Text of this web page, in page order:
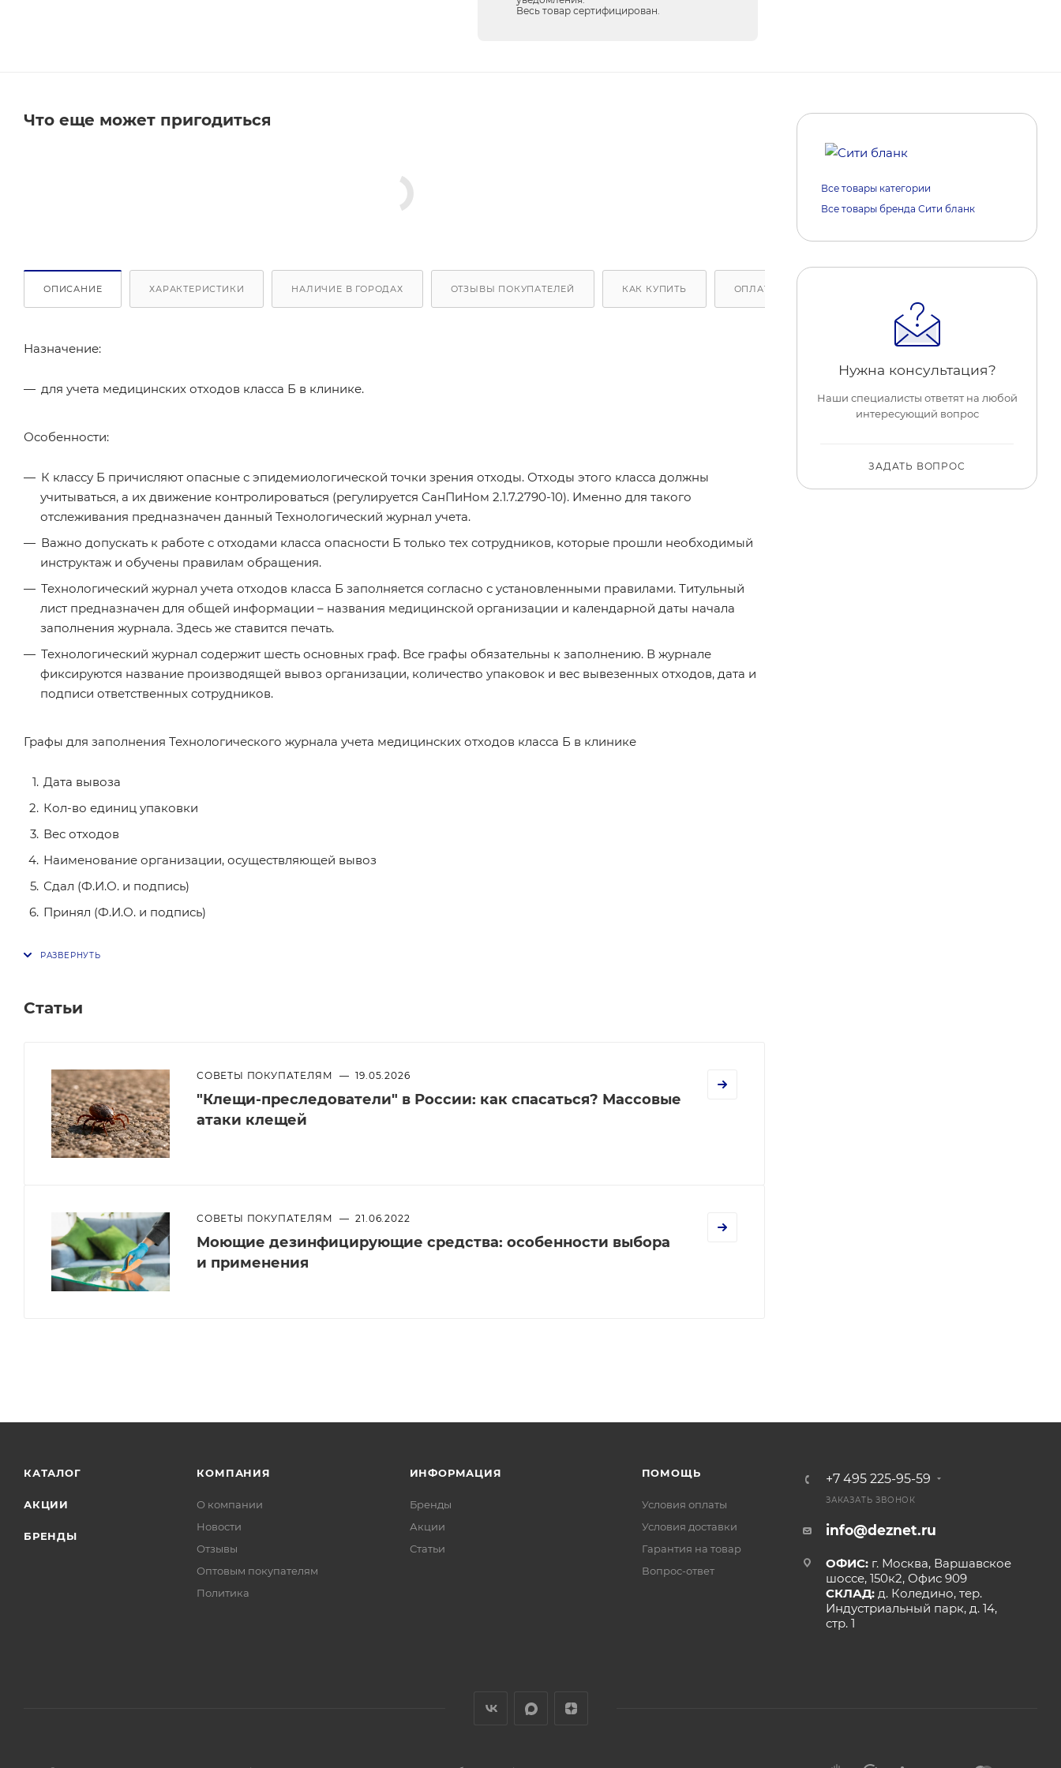
Весь товар сертифицирован.
Что еще может пригодиться
ОПИСАНИЕ ХАРАКТЕРИСТИКИ НАЛИЧИЕ В ГОРОДАХ ОТЗЫВЫ ПОКУПАТЕЛЕЙ КАК КУПИТЬ ОПЛАТА
Назначение:
для учета медицинских отходов класса Б в клинике.
Особенности:
К классу Б причисляют опасные с эпидемиологической точки зрения отходы. Отходы этого класса должны
учитываться, а их движение контролироваться (регулируется СанПиНом 2.1.7.2790-10). Именно для такого
отслеживания предназначен данный Технологический журнал учета.
Важно допускать к работе с отходами класса опасности Б только тех сотрудников, которые прошли необходимый
инструктаж и обучены правилам обращения.
Технологический журнал учета отходов класса Б заполняется согласно с установленными правилами. Титульный
лист предназначен для общей информации – названия медицинской организации и календарной даты начала
заполнения журнала. Здесь же ставится печать.
Технологический журнал содержит шесть основных граф. Все графы обязательны к заполнению. В журнале
фиксируются название производящей вывоз организации, количество упаковок и вес вывезенных отходов, дата и
подписи ответственных сотрудников.
Графы для заполнения Технологического журнала учета медицинских отходов класса Б в клинике
Дата вывоза
Кол-во единиц упаковки
Вес отходов
Наименование организации, осуществляющей вывоз
Сдал (Ф.И.О. и подпись)
Принял (Ф.И.О. и подпись)
Статьи
СОВЕТЫ ПОКУПАТЕЛЯМ — 19.05.2026
"Клещи-преследователи" в России: как спасаться? Массовые
атаки клещей
СОВЕТЫ ПОКУПАТЕЛЯМ — 21.06.2022
Моющие дезинфицирующие средства: особенности выбора
и применения
Все товары категории
Все товары бренда Сити бланк
Нужна консультация?
Наши специалисты ответят на любой
интересующий вопрос
ЗАДАТЬ ВОПРОС
КАТАЛОГ
АКЦИИ
БРЕНДЫ
КОМПАНИЯ
О компании
Новости
Отзывы
Оптовым покупателям
Политика
ИНФОРМАЦИЯ
Бренды
Акции
Статьи
ПОМОЩЬ
Условия оплаты
Условия доставки
Гарантия на товар
Вопрос-ответ
+7 495 225-95-59
ЗАКАЗАТЬ ЗВОНОК
info@deznet.ru
ОФИС: г. Москва, Варшавское
шоссе, 150к2, Офис 909
СКЛАД: д. Коледино, тер.
Индустриальный парк, д. 14,
стр. 1